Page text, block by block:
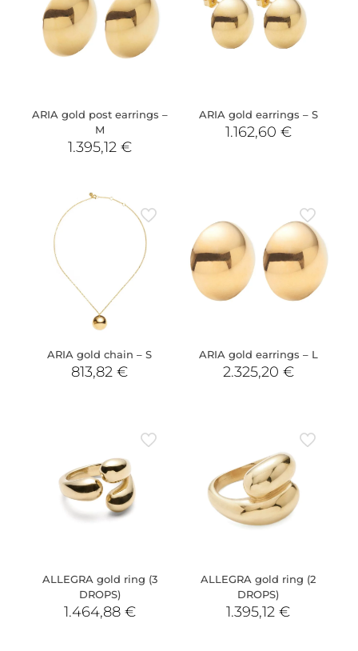
ARIA gold post earrings –
M
1.395,12 €
ARIA gold earrings – S
1.162,60 €
ARIA gold chain – S
813,82€
ARIA gold earrings – L
2.325,20 €
ALLEGRA gold ring (3
DROPS)
1.464,88 €
ALLEGRA gold ring (2
DROPS)
1.395,12€